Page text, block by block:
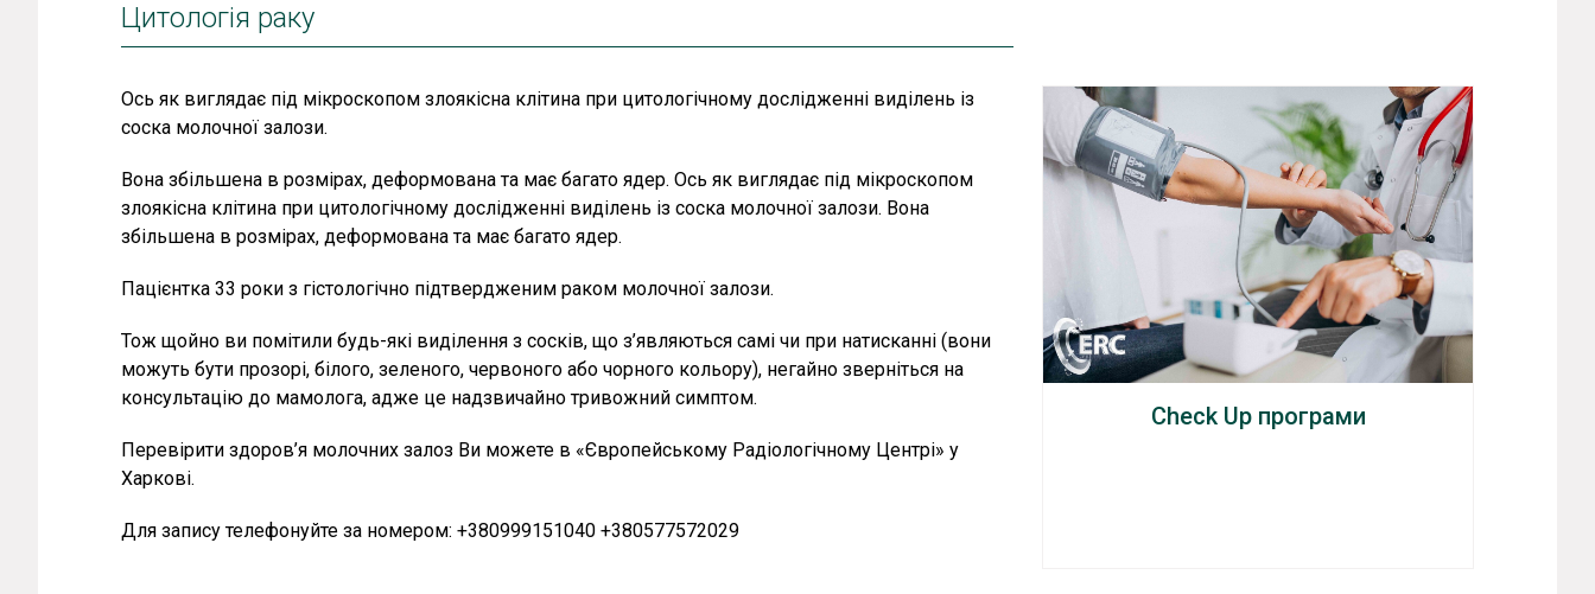
Цитологія раку
Ось як виглядає під мікроскопом злоякісна клітина при цитологічному дослідженні виділень із
соска молочної залози.
Вона збільшена в розмірах, деформована та має багато ядер. Ось як виглядає під мікроскопом
злоякісна клітина при цитологічному дослідженні виділень із соска молочної залози. Вона
збільшена в розмірах, деформована та має багато ядер.
Пацієнтка 33 роки з гістологічно підтвердженим раком молочної залози.
Тож щойно ви помітили будь-які виділення з сосків, що з’являються самі чи при натисканні (вони
можуть бути прозорі, білого, зеленого, червоного або чорного кольору), негайно зверніться на
консультацію до мамолога, адже це надзвичайно тривожний симптом.
Перевірити здоров’я молочних залоз Ви можете в «Європейському Радіологічному Центрі» у
Харкові.
Для запису телефонуйте за номером: +380999151040 +380577572029
Check Up програми